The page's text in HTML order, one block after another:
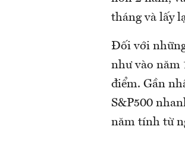
tháng và lấy
Đối với
như vào năm
điểm. Gần
S&P500
năm tính từ